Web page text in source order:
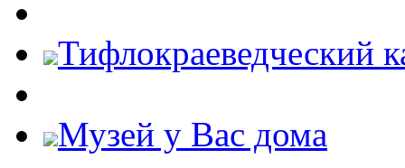
Тифлокраеведческий
Музей у Вас дома